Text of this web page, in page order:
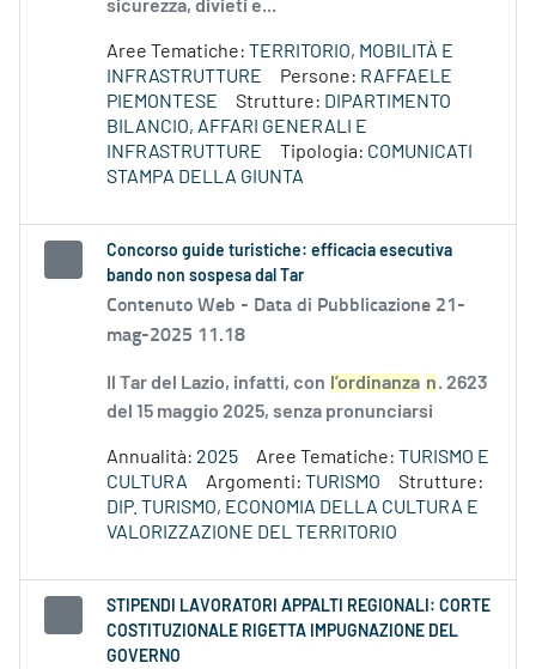
sicurezza, divieti e...
Aree Tematiche: TERRITORIO, MOBILITÀ E
INFRASTRUTTURE
Persone: RAFFAELE
PIEMONTESE
Strutture: DIPARTIMENTO
BILANCIO, AFFARI GENERALI E
INFRASTRUTTURE
Tipologia: COMUNICATI
STAMPA DELLA GIUNTA
Concorso guide turistiche: efficacia esecutiva
bando non sospesa dal Tar
Contenuto Web - Data di Pubblicazione 21-
mag-2025 11.18
Il Tar del Lazio, infatti, con l’ordinanza n. 2623
del 15 maggio 2025, senza pronunciarsi
Annualità: 2025 Aree Tematiche: TURISMO E
CULTURA
Argomenti: TURISMO
Strutture:
DIP. TURISMO, ECONOMIA DELLA CULTURA E
VALORIZZAZIONE DEL TERRITORIO
STIPENDI LAVORATORI APPALTI REGIONALI: CORTE
COSTITUZIONALE RIGETTA IMPUGNAZIONE DEL
GOVERNO